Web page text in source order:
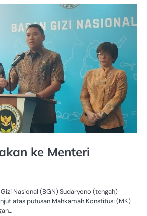
ke Menteri
Nasional (BGN) Sudaryono (tengah)
atas putusan Mahkamah Konstitusi (MK)